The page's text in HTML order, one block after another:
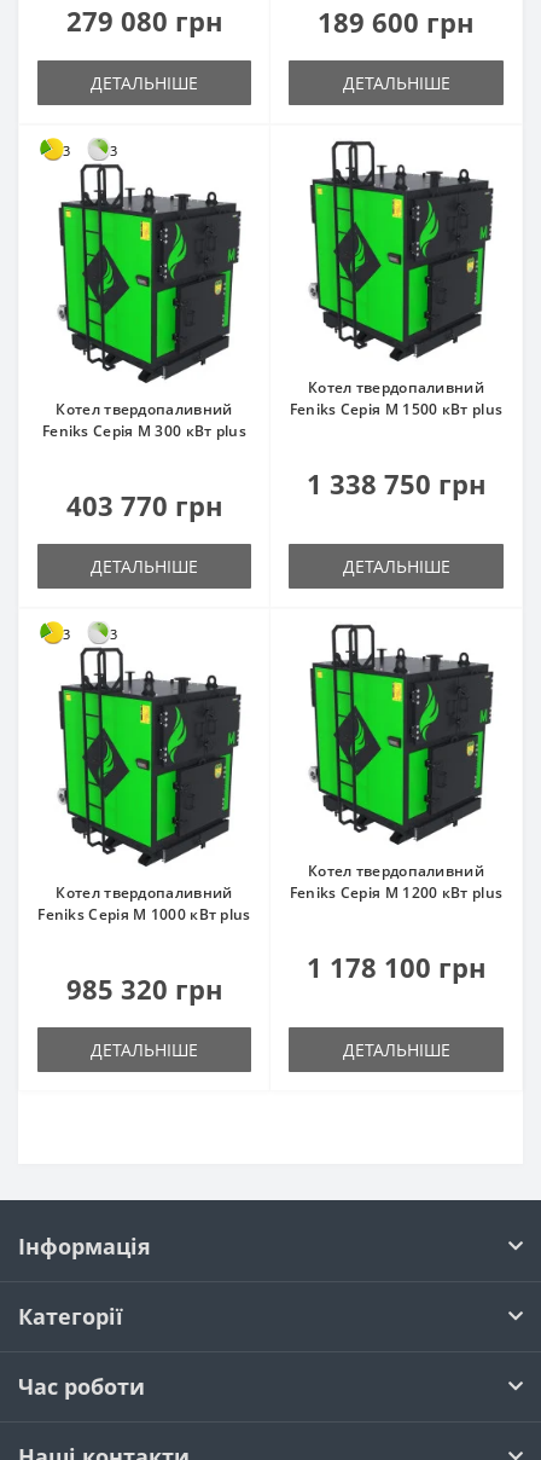
279 080 грн
ДЕТАЛЬНІШЕ
189 600 грн
ДЕТАЛЬНІШЕ
3 3
Котел твердопаливний
Feniks Серія M 300 кВт plus
403 770 грн
ДЕТАЛЬНІШЕ
Котел твердопаливний
Feniks Серія M 1500 кВт plus
1 338 750 грн
ДЕТАЛЬНІШЕ
3 3
Котел твердопаливний
Feniks Серія M 1000 кВт plus
985 320 грн
ДЕТАЛЬНІШЕ
Котел твердопаливний
Feniks Серія M 1200 кВт plus
1 178 100 грн
ДЕТАЛЬНІШЕ
Інформація
Категорії
Час роботи